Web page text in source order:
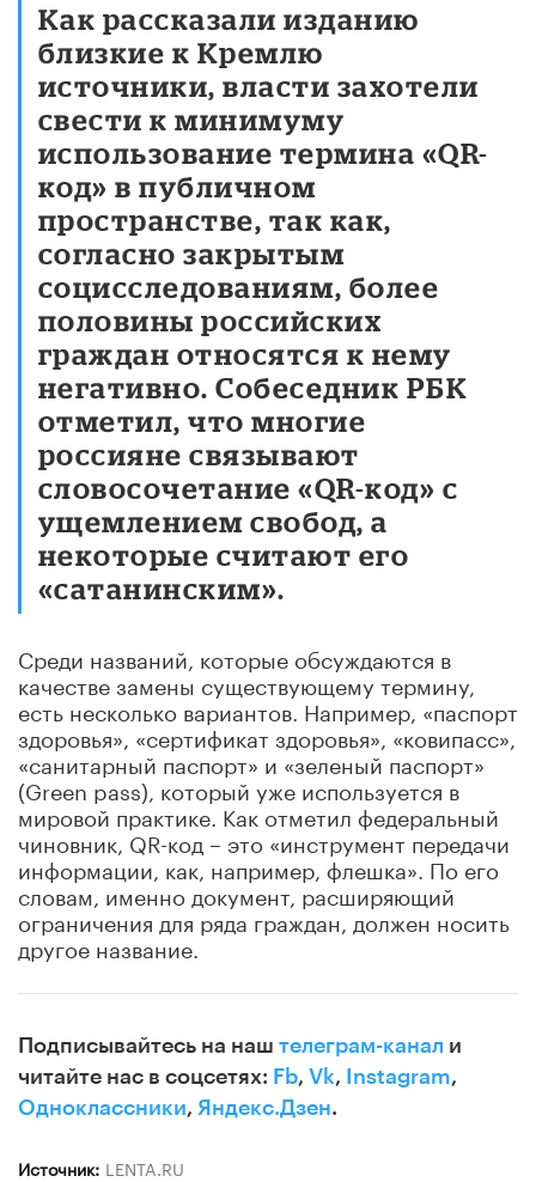
Как рассказали изданию
близкие к Кремлю
источники, власти захотели
свести к минимуму
использование термина «QR-
код» в публичном
пространстве, так как,
согласно закрытым
социсследованиям, более
половины российских
граждан относятся к нему
негативно. Собеседник РБК
отметил, что многие
россияне связывают
словосочетание «QR-код» с
ущемлением свобод, а
некоторые считают его
«сатанинским».
Среди названий, которые обсуждаются в
качестве замены существующему термину,
есть несколько вариантов. Например, «паспорт
здоровья», «сертификат здоровья», «ковипасс»,
«санитарный паспорт» и «зеленый паспорт»
(Green pass), который уже используется в
мировой практике. Как отметил федеральный
чиновник, QR-код – это «инструмент передачи
информации, как, например, флешка». По его
словам, именно документ, расширяющий
ограничения для ряда граждан, должен носить
другое название.
Подписывайтесь на наш телеграм-канал и
читайте нас в соцсетях: Fb, Vk, Instagram,
Одноклассники, Яндекс.Дзен.
Источник: LENTA.RU